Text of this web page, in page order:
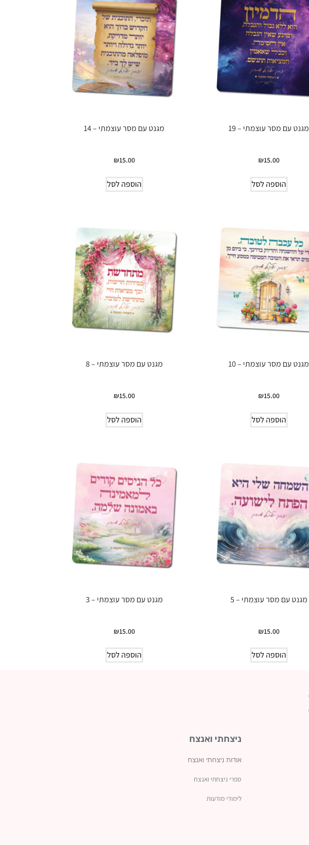
מגנט עם מסר עוצמתי – 19
₪15.00
הוספה לסל
מגנט עם מסר עוצמתי – 14
₪15.00
הוספה לסל
מגנט עם מסר עוצמתי – 10
₪15.00
הוספה לסל
מגנט עם מסר עוצמתי – 8
₪15.00
הוספה לסל
מגנט עם מסר עוצמתי – 5
₪15.00
הוספה לסל
מגנט עם מסר עוצמתי – 3
₪15.00
הוספה לסל
ניצחתי ואנצח
אודות ניצחתי ואנצח
ספרי ניצחתי ואנצח
לימודי מודעות